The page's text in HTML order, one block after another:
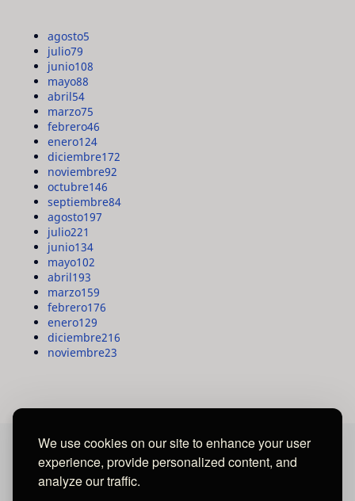
We use cookies on our site to enhance your user
experience, provide personalized content, and
analyze our traffic.
agosto5
julio79
junio108
mayo88
abril54
marzo75
febrero46
enero124
diciembre172
noviembre92
octubre146
septiembre84
agosto197
julio221
junio134
mayo102
abril193
marzo159
febrero176
enero129
diciembre216
noviembre23
MAYA MEDIA GROUP